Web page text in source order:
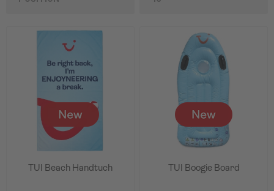
TUI Beach Handtuch TUI Boogie Board